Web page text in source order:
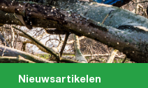
Nieuwsartikelen